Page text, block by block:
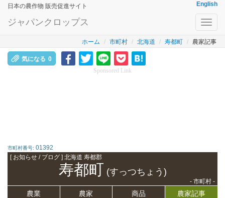
日本の農作物 販売促進サイト English
ジャパンクロップス
ホーム 市町村 北海道 寿都町 農家記事
気になる 0
Sponsored Link
市町村番号: 01392
[ お知らせ / ブログ ] 北海道 寿都郡
寿都町 (すっつちょう)
- 市町村 -
農業 農家 商品
農家記事